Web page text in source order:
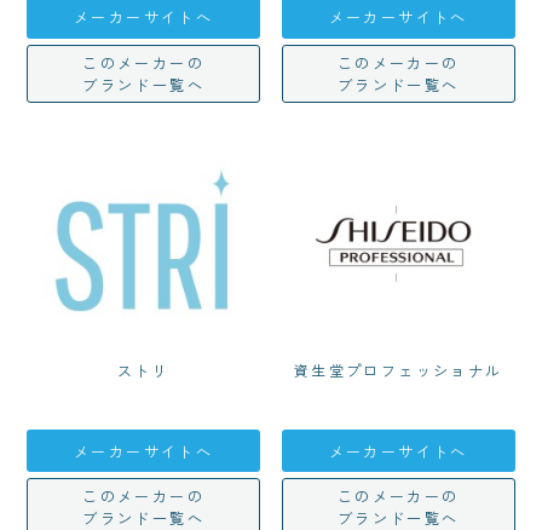
メーカーサイトへ
このメーカーの
ブランド一覧へ
メーカーサイトへ
このメーカーの
ブランド一覧へ
ストリ
メーカーサイトへ
このメーカーの
ブランド一覧へ
資生堂プロフェッショナル
メーカーサイトへ
このメーカーの
ブランド一覧へ